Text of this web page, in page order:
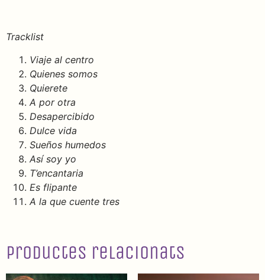
Tracklist
Viaje al centro
Quienes somos
Quierete
A por otra
Desapercibido
Dulce vida
Sueños humedos
Así soy yo
T’encantaria
Es flipante
A la que cuente tres
Productes relacionats